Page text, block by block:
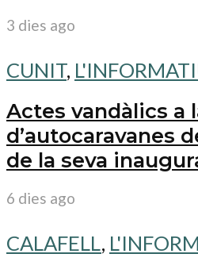
3 dies ago
CUNIT,
Actes vandàlics a
d’autocaravanes
de la seva
6 dies ago
CALAFELL,